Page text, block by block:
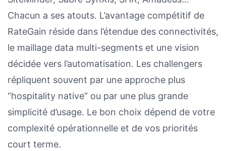
Chacun a ses atouts. L’avantage compétitif de
RateGain réside dans l’étendue des connectivités,
le maillage data multi-segments et une vision
décidée vers l’automatisation. Les challengers
répliquent souvent par une approche plus
“hospitality native” ou par une plus grande
simplicité d’usage. Le bon choix dépend de votre
complexité opérationnelle et de vos priorités
court terme.